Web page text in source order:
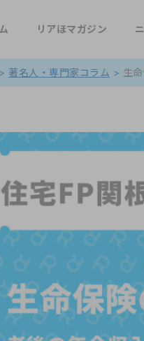
リアほマガジン
> 著名人・専門家コラム > 生